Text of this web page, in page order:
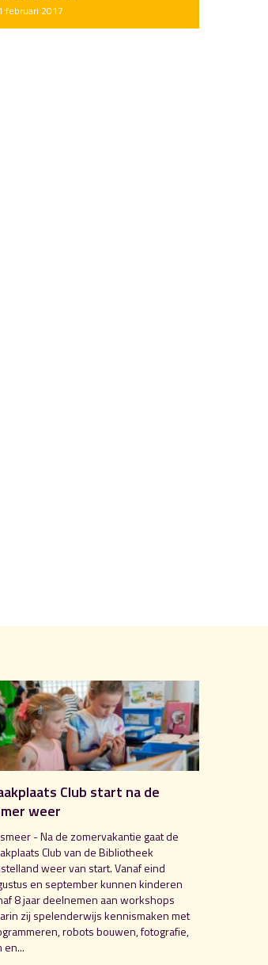
februari 2017
Club start na de
weer
- Na de zomervakantie gaat de
Club van de Bibliotheek
weer van start. Vanaf eind
en september kunnen kinderen
8 jaar deelnemen aan workshops
zij spelenderwijs kennismaken met
robots bouwen, fotografie,
en...